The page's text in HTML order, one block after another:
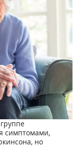
симптомами,
но